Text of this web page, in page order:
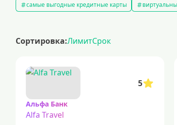
самые выгодные кредитные карты
кредитные карты visa
премиальные кредитные
Сортировка:ЛимитСрок
5
Альфа Банк
Alfa Travel